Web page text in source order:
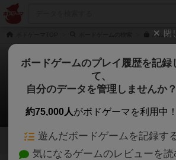
ハムフ
ハムファーム
9件のレビュー
4 9
閉
ボードゲームのプレイ履歴を記録
て、
自分のデータを管理しませんか？
約75,000人がボドゲーマを利用中！
遊んだボードゲームを記録す
気になるゲームのレビューを読